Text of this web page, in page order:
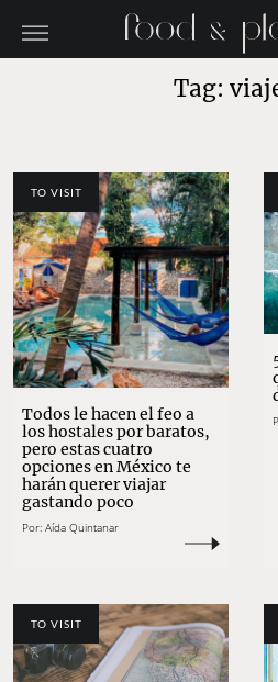
Tag:
TO VISIT
Todos le hacen el feo a
los hostales por baratos,
pero estas cuatro
opciones en México te
harán querer viajar
gastando poco
Por: Aída Quintanar
TO VISIT